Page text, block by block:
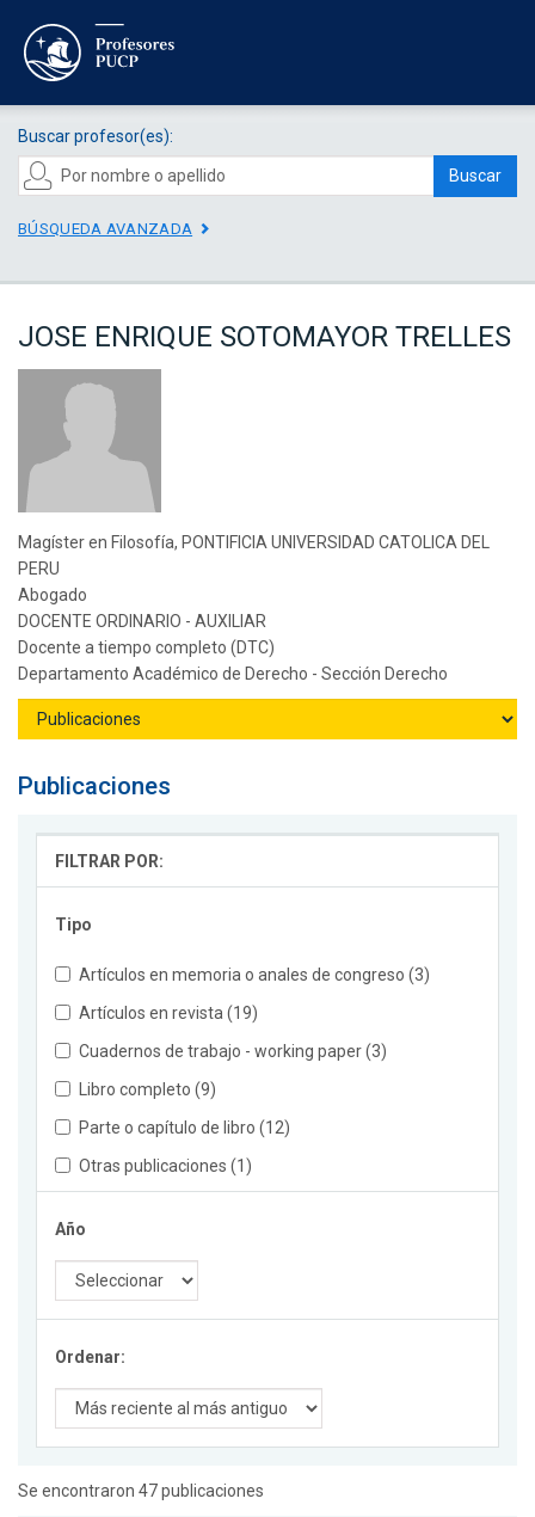
Buscar profesor(es):
Buscar
BÚSQUEDA AVANZADA
JOSE ENRIQUE SOTOMAYOR TRELLES
Magíster en Filosofía, PONTIFICIA UNIVERSIDAD CATOLICA DEL
PERU
Abogado
DOCENTE ORDINARIO - AUXILIAR
Docente a tiempo completo (DTC)
Departamento Académico de Derecho - Sección Derecho
Publicaciones
FILTRAR POR:
Tipo
Artículos en memoria o anales de congreso (3)
Artículos en revista (19)
Cuadernos de trabajo - working paper (3)
Libro completo (9)
Parte o capítulo de libro (12)
Otras publicaciones (1)
Año
Ordenar:
Se encontraron 47 publicaciones